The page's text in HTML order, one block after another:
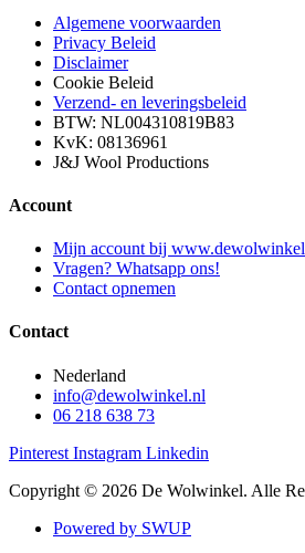
Algemene voorwaarden
Privacy Beleid
Disclaimer
Cookie Beleid
Verzend- en leveringsbeleid
BTW: NL004310819B83
KvK: 08136961
J&J Wool Productions
Account
Mijn account bij
Vragen? Whatsapp ons!
Contact opnemen
Contact
Nederland
info@dewolwinkel.nl
06 218 638 73
Pinterest Instagram Linkedin
Copyright © 2026 De Wolwinkel. Alle
Powered by SWUP